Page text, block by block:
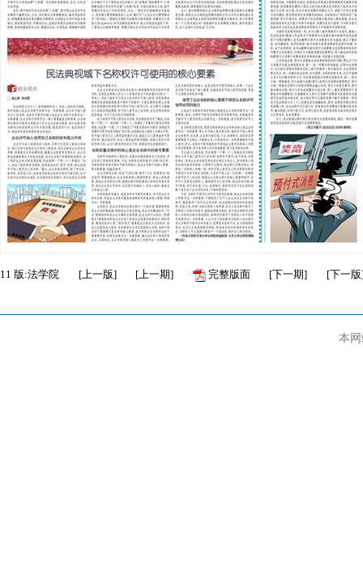
11 版:法学院 [上一版] [上一期] 完整版面 [下一期] [下一版
本